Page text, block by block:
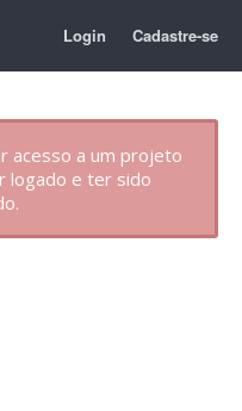
Login Cadastre-se
acesso a um projeto
logado e ter sido